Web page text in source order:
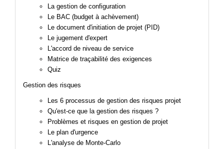
La gestion de configuration
Le BAC (budget à achèvement)
Le document d'initiation de projet (PID)
Le jugement d'expert
L'accord de niveau de service
Matrice de traçabilité des exigences
Quiz
Gestion des risques
Les 6 processus de gestion des risques projet
Qu'est-ce que la gestion des risques ?
Problèmes et risques en gestion de projet
Le plan d'urgence
L'analyse de Monte-Carlo